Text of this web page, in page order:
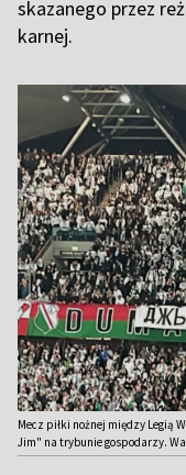
skazanego przez
karnej.
Mecz piłki nożnej między Legią
Jim" na trybunie gospodarzy.